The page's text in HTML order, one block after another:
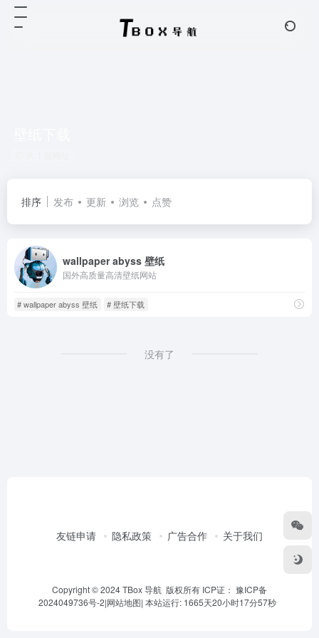
排序 发布 更新 浏览 点赞
wallpaper abyss 壁纸
国外高质量高清壁纸网站
# wallpaper abyss 壁纸 # 壁纸下载
没有了
友链申请 隐私政策 广告合作 关于我们
Copyright © 2024 TBox 导航 版权所有 ICP证： 豫ICP备
2024049736号-2|网站地图| 本站运行: 1665天20小时17分57秒